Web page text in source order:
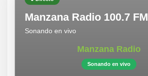
Manzana Radio 100.7 FM
Sonando en vivo
Manzana Radio
Sonando en vivo